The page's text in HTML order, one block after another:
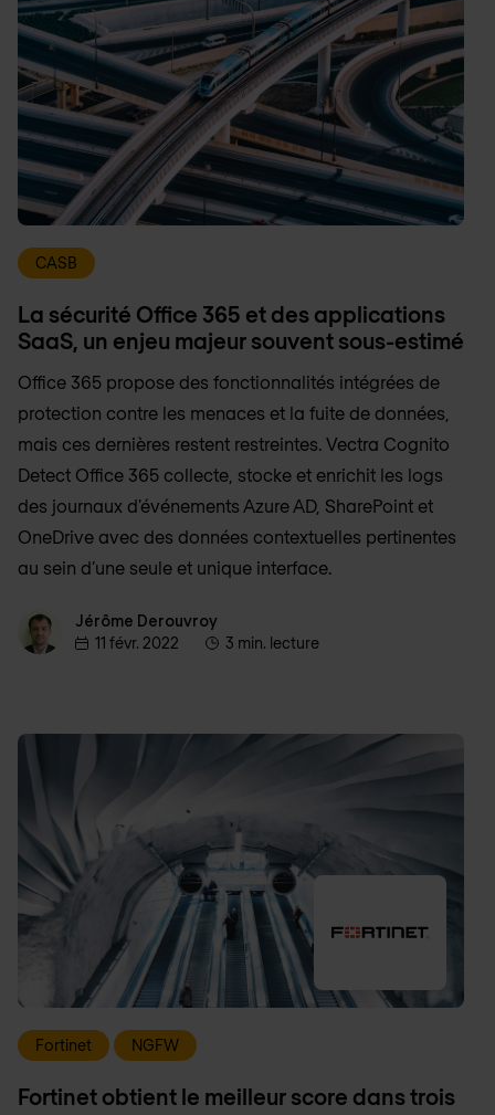
CASB
La sécurité Office 365 et des applications
SaaS, un enjeu majeur souvent sous-estimé
Office 365 propose des fonctionnalités intégrées de
protection contre les menaces et la fuite de données,
mais ces dernières restent restreintes. Vectra Cognito
Detect Office 365 collecte, stocke et enrichit les logs
des journaux d'événements Azure AD, SharePoint et
OneDrive avec des données contextuelles pertinentes
au sein d’une seule et unique interface.
Jérôme Derouvroy
Jérôme Derouvroy
11 févr. 2022
3 min. lecture
Fortinet NGFW
Fortinet obtient le meilleur score dans trois